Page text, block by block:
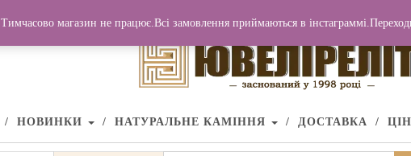
НОВИНКИ НАТУРАЛЬНЕ КАМІННЯ ДОСТАВКА
Тимчасово магазин не працює.Всі замовлення приймаються в